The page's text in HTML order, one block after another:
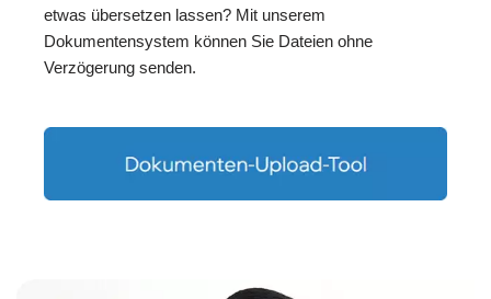
etwas übersetzen lassen? Mit unserem
Dokumentensystem können Sie Dateien ohne
Verzögerung senden.